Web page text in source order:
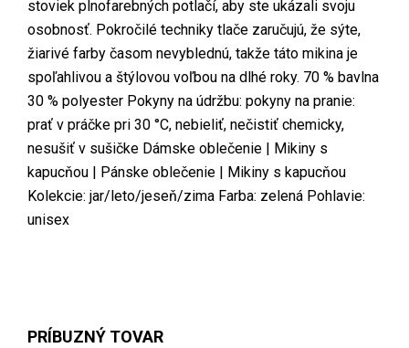
stoviek plnofarebných potlačí, aby ste ukázali svoju
osobnosť. Pokročilé techniky tlače zaručujú, že sýte,
žiarivé farby časom nevyblednú, takže táto mikina je
spoľahlivou a štýlovou voľbou na dlhé roky. 70 % bavlna
30 % polyester Pokyny na údržbu: pokyny na pranie:
prať v práčke pri 30 °C, nebieliť, nečistiť chemicky,
nesušiť v sušičke Dámske oblečenie | Mikiny s
kapucňou | Pánske oblečenie | Mikiny s kapucňou
Kolekcie: jar/leto/jeseň/zima Farba: zelená Pohlavie:
unisex
PRÍBUZNÝ TOVAR